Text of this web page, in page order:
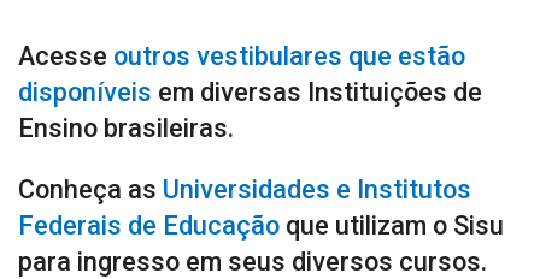
Acesse outros vestibulares que estão
disponíveis em diversas Instituições de
Ensino brasileiras.
Conheça as Universidades e Institutos
Federais de Educação que utilizam o Sisu
para ingresso em seus diversos cursos.